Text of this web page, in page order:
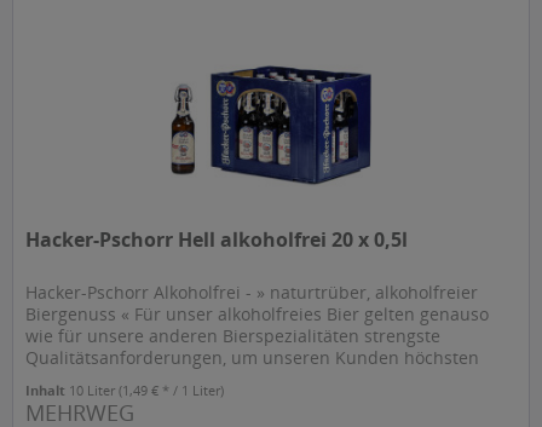
Hacker-Pschorr Hell alkoholfrei 20 x 0,5l
Hacker-Pschorr Alkoholfrei - » naturtrüber, alkoholfreier
Biergenuss « Für unser alkoholfreies Bier gelten genauso
wie für unsere anderen Bierspezialitäten strengste
Qualitätsanforderungen, um unseren Kunden höchsten
Inhalt 10 Liter(1,49 € * / 1 Liter)
MEHRWEG